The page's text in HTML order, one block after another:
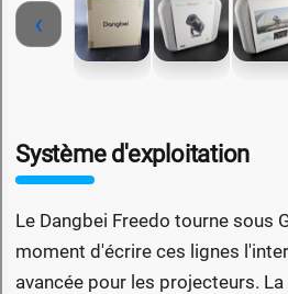
‹
Système d'exploitation
Le Dangbei Freedo tourne sous
moment d'écrire ces lignes
avancée pour les projecteurs.